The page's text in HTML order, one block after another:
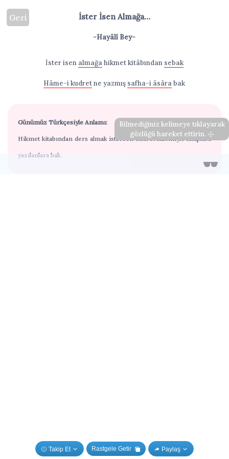
Geri İster İsen Almağa…
-Hayâlî Bey-
İster isen almağahikmet kitâbından sebak
Hâme-i kudretne yazmış safha-i âsârabak
Günümüz Türkçesiyle Anlamı:
Hikmet kitabından ders almak istersen kudret kalemiyle kitaplara
yazılanlara bak.
Takip Et Rastgele Getir Paylaş
Bilmediğiniz kelimeye tıklayarak
gözlüğü hareket ettirin.